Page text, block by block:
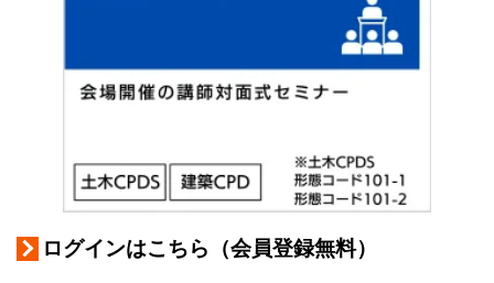
ログインはこちら（会員登録無料）